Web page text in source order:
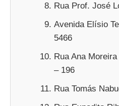
Rua Prof. José
Avenida Elísio
5466
Rua Ana
– 196
Rua Tomás